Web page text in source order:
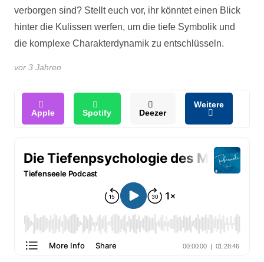
verborgen sind? Stellt euch vor, ihr könntet einen Blick
hinter die Kulissen werfen, um die tiefe Symbolik und
die komplexe Charakterdynamik zu entschlüsseln.
vor 3 Jahren
Apple Spotify Deezer
Weitere